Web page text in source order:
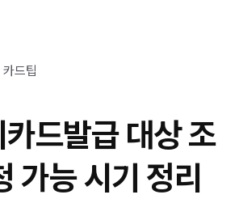
드팁
드발급 대상 조
가능 시기 정리